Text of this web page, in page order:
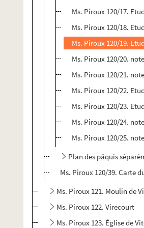
Ms. Piroux 120/17.
Ms. Piroux 120/18.
Ms. Piroux 120/19.
Ms. Piroux 120/20.
Ms. Piroux 120/21. note
Ms. Piroux 120/22.
Ms. Piroux 120/23.
Ms. Piroux 120/24. note
Ms. Piroux 120/25.
Plan des pâquis
Ms. Piroux 120/39. Carte
Ms. Piroux 121. Moulin de
Ms. Piroux 122. Virecourt
Ms. Piroux 123. Église de